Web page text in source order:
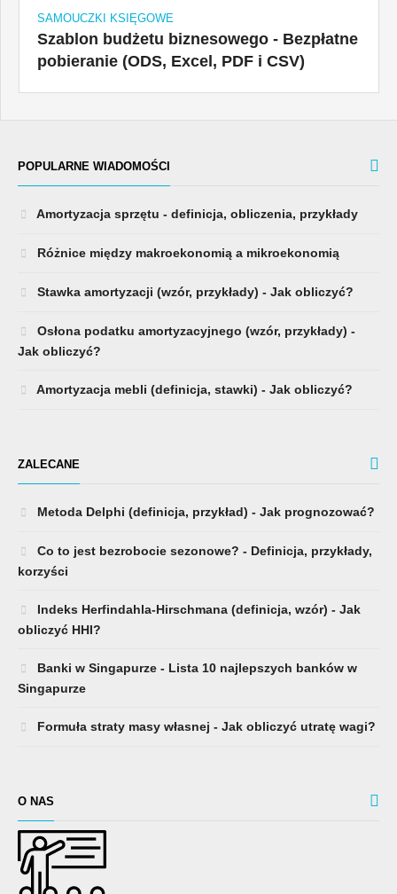
SAMOUCZKI KSIĘGOWE
Szablon budżetu biznesowego - Bezpłatne
pobieranie (ODS, Excel, PDF i CSV)
POPULARNE WIADOMOŚCI
Amortyzacja sprzętu - definicja, obliczenia, przykłady
Różnice między makroekonomią a mikroekonomią
Stawka amortyzacji (wzór, przykłady) - Jak obliczyć?
Osłona podatku amortyzacyjnego (wzór, przykłady) -
Jak obliczyć?
Amortyzacja mebli (definicja, stawki) - Jak obliczyć?
ZALECANE
Metoda Delphi (definicja, przykład) - Jak prognozować?
Co to jest bezrobocie sezonowe? - Definicja, przykłady,
korzyści
Indeks Herfindahla-Hirschmana (definicja, wzór) - Jak
obliczyć HHI?
Banki w Singapurze - Lista 10 najlepszych banków w
Singapurze
Formuła straty masy własnej - Jak obliczyć utratę wagi?
O NAS